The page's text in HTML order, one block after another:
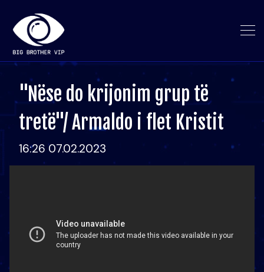
"Nëse do krijonim grup të
tretë"/ Armaldo i flet Kristit
16:26 07.02.2023